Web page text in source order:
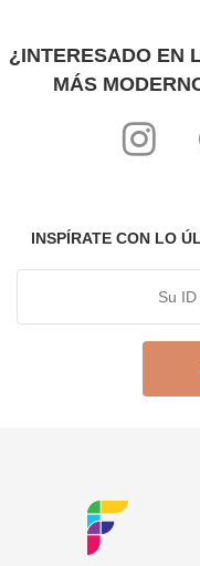
¿INTERESADO EN
MÁS
INSPÍRATE CON LO